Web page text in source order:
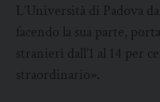
L’Università di Padova
facendo la sua parte,
stranieri dall’1 al 14 per
straordinario».